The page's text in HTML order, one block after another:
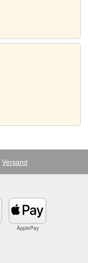
Versand
ApplePay